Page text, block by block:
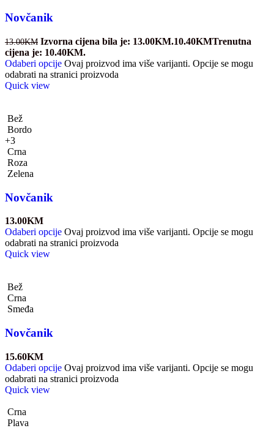
Novčanik
13.00KM Izvorna cijena bila je: 13.00KM.10.40KMTrenutna
cijena je: 10.40KM.
Odaberi opcije Ovaj proizvod ima više varijanti. Opcije se mogu
odabrati na stranici proizvoda
Quick view
Bež
Bordo
+3
Crna
Roza
Zelena
Novčanik
13.00KM
Odaberi opcije Ovaj proizvod ima više varijanti. Opcije se mogu
odabrati na stranici proizvoda
Quick view
Bež
Crna
Smeđa
Novčanik
15.60KM
Odaberi opcije Ovaj proizvod ima više varijanti. Opcije se mogu
odabrati na stranici proizvoda
Quick view
Crna
Plava